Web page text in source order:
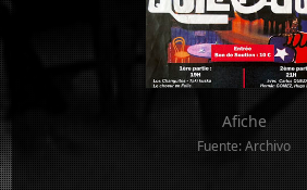
Afiche
Fuente: Archivo